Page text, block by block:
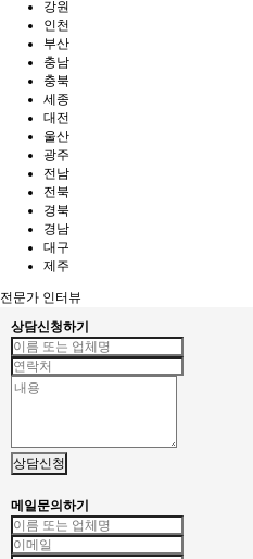
강원
인천
부산
충남
충북
세종
대전
울산
광주
전남
전북
경북
경남
대구
제주
전문가 인터뷰
상담신청하기
상담신청
메일문의하기